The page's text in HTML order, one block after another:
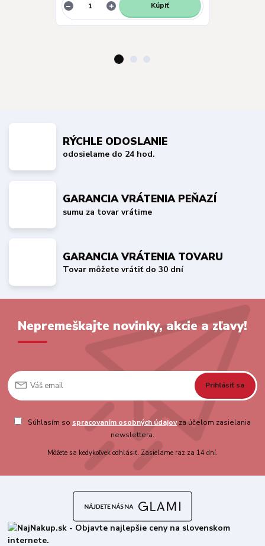
Kúpiť
RÝCHLE ODOSLANIE
odosielame do 24 hod.
GARANCIA VRÁTENIA PEŇAZÍ
sumu za tovar vrátime
GARANCIA VRÁTENIA TOVARU
Tovar môžete vrátiť do 30 dní
Nepremeškajte novinky, akcie a zľavy!
Prihlásiť sa
Súhlasím so spracovaním osobných údajovza účelom zasielania
newslettera.
Môžete sa kedykoľvek odhlásiť. Zasielame raz za 14 dní.